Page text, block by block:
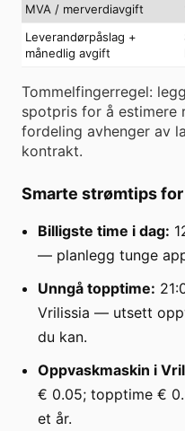
MVA / merverdiavgift
Leverandørpåslag +
månedlig avgift
Tommelfingerregel:
spotpris for å estimere
fordeling avhenger av
kontrakt.
Smarte strømtips
Billigste time i dag:
— planlegg tunge
Unngå topptime:
Vrilissia — utsett
du kan.
Oppvaskmaskin i
€ 0.05; topptime €
et år.